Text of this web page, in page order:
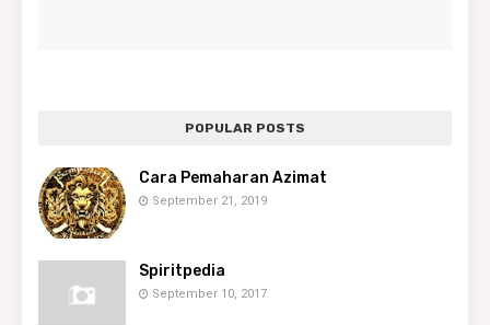
POPULAR POSTS
Cara Pemaharan Azimat
September 21, 2019
Spiritpedia
September 10, 2017